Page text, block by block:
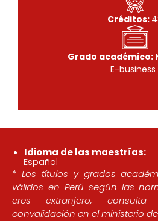
Créditos:
Grado académico:
E-business
Idioma de las maestrías:
Español
* Los títulos y grados
válidos en Perú según las
eres extranjero,
convalidación en el ministerio